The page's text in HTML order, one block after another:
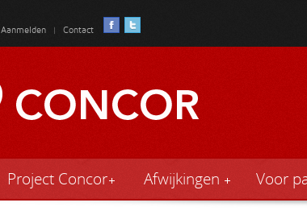
Aanmelden | Contact
Project Concor Afwijkingen Voor